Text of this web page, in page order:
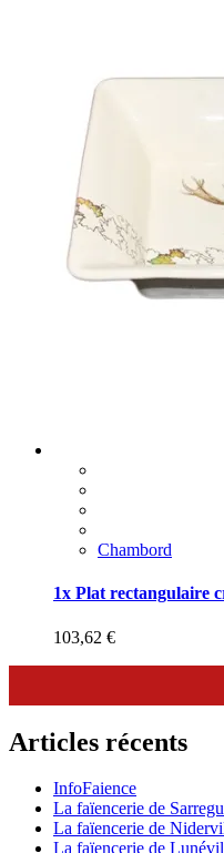
Chambord
1x Plat rectangulaire
103,62 €
Articles récents
InfoFaience
La faïencerie de
La faïencerie de
La faïencerie de